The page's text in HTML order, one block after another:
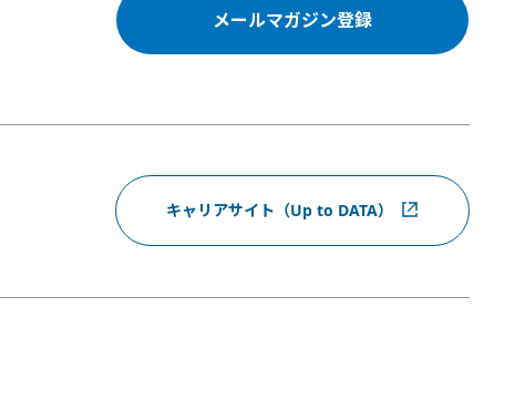
メールマガジン登録
キャリアサイト（Up to DATA）